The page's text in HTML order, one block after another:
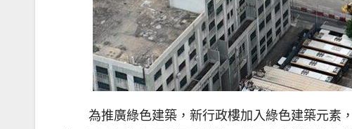
為推廣綠色建築，新行政樓加入綠色建築元素